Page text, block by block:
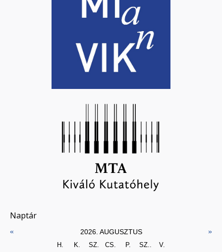
Naptár
« 2026. AUGUSZTUS »
H. K. SZ. CS. P. SZ.. V.